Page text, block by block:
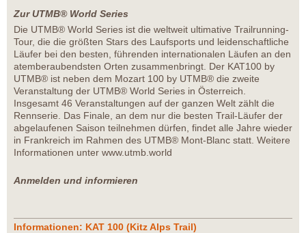
Zur UTMB® World Series
Die UTMB® World Series ist die weltweit ultimative Trailrunning-
Tour, die die größten Stars des Laufsports und leidenschaftliche
Läufer bei den besten, führenden internationalen Läufen an den
atemberaubendsten Orten zusammenbringt. Der KAT100 by
UTMB® ist neben dem Mozart 100 by UTMB® die zweite
Veranstaltung der UTMB® World Series in Österreich.
Insgesamt 46 Veranstaltungen auf der ganzen Welt zählt die
Rennserie. Das Finale, an dem nur die besten Trail-Läufer der
abgelaufenen Saison teilnehmen dürfen, findet alle Jahre wieder
in Frankreich im Rahmen des UTMB® Mont-Blanc statt. Weitere
Informationen unter www.utmb.world
Anmelden und informieren
Informationen: KAT 100 (Kitz Alps Trail)